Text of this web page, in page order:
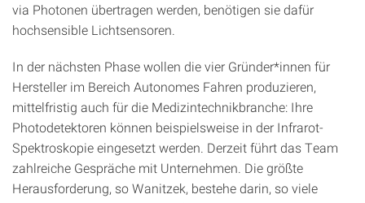
via Photonen übertragen werden, benötigen sie dafür
hochsensible Lichtsensoren.
In der nächsten Phase wollen die vier Gründer*innen für
Hersteller im Bereich Autonomes Fahren produzieren,
mittelfristig auch für die Medizintechnikbranche: Ihre
Photodetektoren können beispielsweise in der Infrarot-
Spektroskopie eingesetzt werden. Derzeit führt das Team
zahlreiche Gespräche mit Unternehmen. Die größte
Herausforderung, so Wanitzek, bestehe darin, so viele